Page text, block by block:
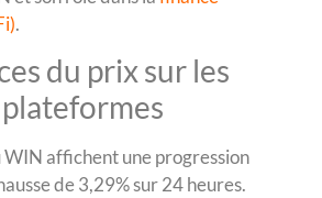
.
du prix sur les
WIN affichent une progression
de 3,29% sur 24 heures.